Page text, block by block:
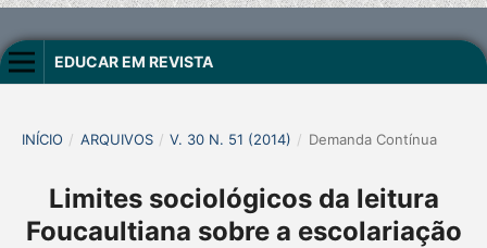
EDUCAR EM REVISTA
INÍCIO / ARQUIVOS / V. 30 N. 51 (2014) / Demanda Contínua
Limites sociológicos da leitura
Foucaultiana sobre a escolariação